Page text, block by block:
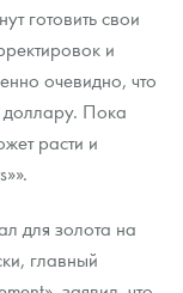
готовить свои
и
очевидно, что
доллару. Пока
расти и
для золота на
главный